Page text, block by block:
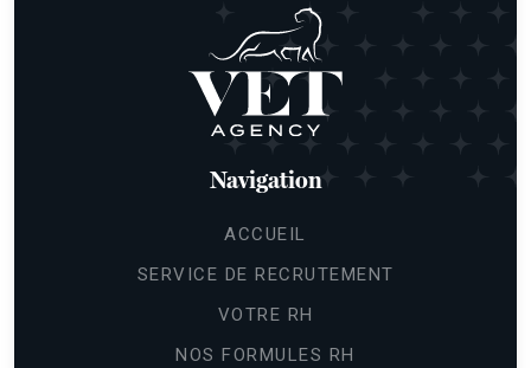
Navigation
ACCUEIL
SERVICE DE RECRUTEMENT
VOTRE RH
NOS FORMULES RH